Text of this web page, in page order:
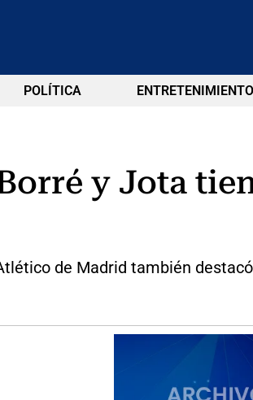
POLÍTICA ENTRETENIMIENTO
y Jota
de Madrid también